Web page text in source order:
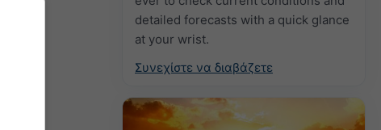
detailed forecasts with a quick glance
at your wrist.
Συνεχίστε να διαβάζετε